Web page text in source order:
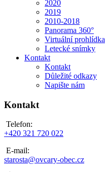
2020
2019
2010-2018
Panorama 360°
Virtuální prohlídka
Letecké snímky
Kontakt
Kontakt
Důležité odkazy
Napište nám
Kontakt
Telefon:
+420 321 720 022
E-mail:
starosta@ovcary-obec.cz